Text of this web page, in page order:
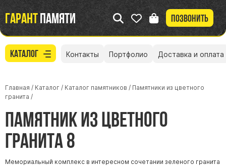
Гарантпамяти Позвонить
Каталог Контакты Портфолио Доставка и оплата
Главная / Каталог / Каталог памятников / Памятники из цветного
гранита /
Памятник из цветного
гранита 8
Мемориальный комплекс в интересном сочетании зеленого гранита